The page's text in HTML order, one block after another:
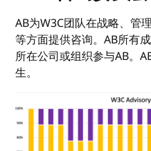
AB为W3C团队在战略、管
等方面提供咨询。AB所有
所在公司或组织参与AB。
生。